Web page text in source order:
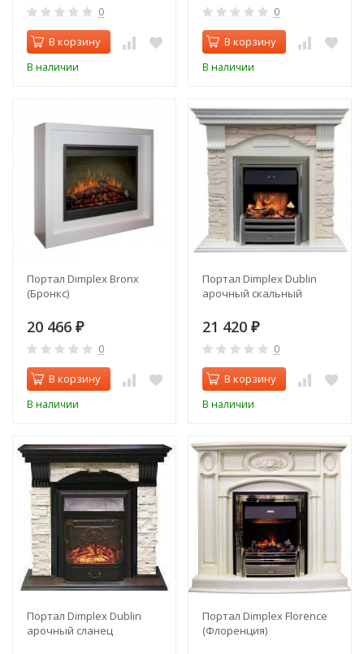
0
В корзину
В наличии
0
В корзину
В наличии
Портал Dimplex Bronx
(Бронкс)
20 466 ₽
0
В корзину
В наличии
Портал Dimplex Dublin
арочный скальный
21 420 ₽
0
В корзину
В наличии
Портал Dimplex Dublin
арочный сланец
Портал Dimplex Florence
(Флоренция)